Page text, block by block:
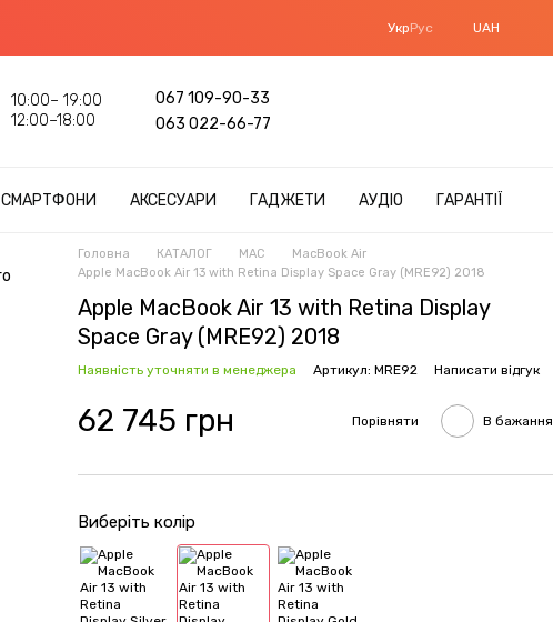
УкрРус UAH
10:00– 19:00
12:00–18:00
067 109-90-33
063 022-66-77
СМАРТФОНИ АКСЕСУАРИ ГАДЖЕТИ АУДІО ГАРАНТІЇ
Головна КАТАЛОГ MAC
MacBook Air
Apple MacBook Air 13 with Retina Display Space Gray (MRE92) 2018
Apple MacBook Air 13 with Retina Display
Space Gray (MRE92) 2018
Наявність уточняти в менеджера Артикул: MRE92 Написати відгук
62 745 грн Порівняти В бажання
Виберіть колір